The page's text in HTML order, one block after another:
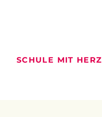
SCHULE MIT HERZ